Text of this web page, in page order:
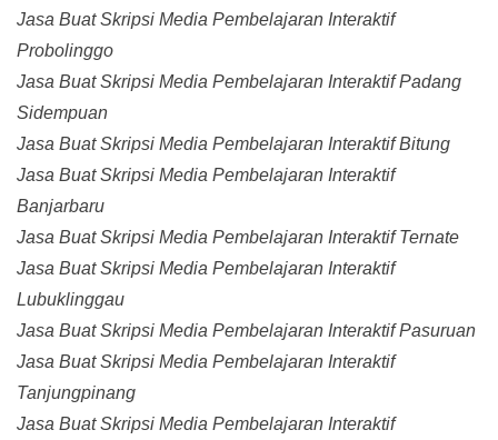
Jasa Buat Skripsi Media Pembelajaran Interaktif
Probolinggo
Jasa Buat Skripsi Media Pembelajaran Interaktif Padang
Sidempuan
Jasa Buat Skripsi Media Pembelajaran Interaktif Bitung
Jasa Buat Skripsi Media Pembelajaran Interaktif
Banjarbaru
Jasa Buat Skripsi Media Pembelajaran Interaktif Ternate
Jasa Buat Skripsi Media Pembelajaran Interaktif
Lubuklinggau
Jasa Buat Skripsi Media Pembelajaran Interaktif Pasuruan
Jasa Buat Skripsi Media Pembelajaran Interaktif
Tanjungpinang
Jasa Buat Skripsi Media Pembelajaran Interaktif